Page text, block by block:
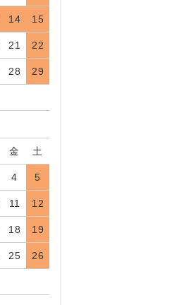
14 15
21 22
28 29
金 土
4 5
11 12
18 19
25 26